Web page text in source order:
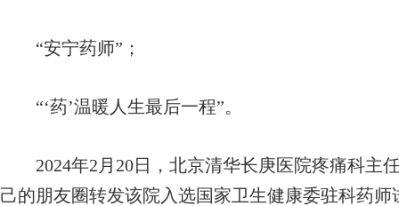
“安宁药师”；
“‘药’温暖人生最后一程”。
2024年2月20日，北京清华长庚医院疼痛科主
己的朋友圈转发该院入选国家卫生健康委驻科药